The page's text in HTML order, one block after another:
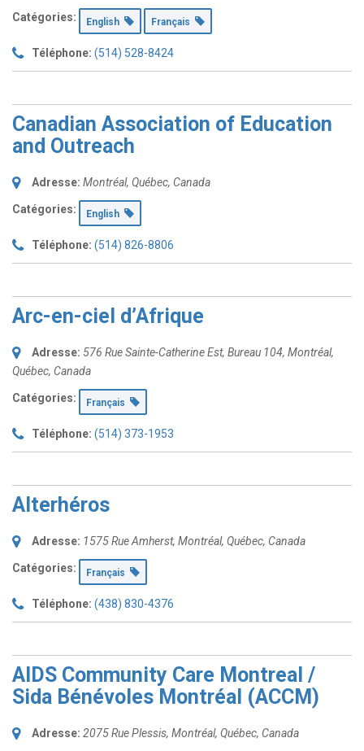
Catégories: English Français
Téléphone: (514) 528-8424
Canadian Association of Education
and Outreach
Adresse: Montréal, Québec, Canada
Catégories: English
Téléphone: (514) 826-8806
Arc-en-ciel d’Afrique
Adresse: 576 Rue Sainte-Catherine Est, Bureau 104, Montréal,
Québec, Canada
Catégories: Français
Téléphone: (514) 373-1953
Alterhéros
Adresse: 1575 Rue Amherst, Montréal, Québec, Canada
Catégories: Français
Téléphone: (438) 830-4376
AIDS Community Care Montreal /
Sida Bénévoles Montréal (ACCM)
Adresse: 2075 Rue Plessis, Montréal, Québec, Canada